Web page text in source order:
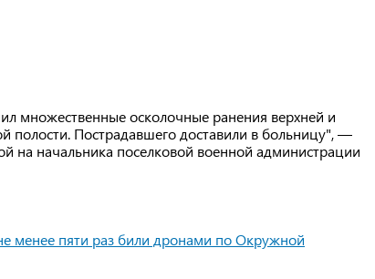
множественные осколочные ранения верхней и
Пострадавшего доставили в больницу", —
на начальника поселковой военной администрации
менее пяти раз били дронами по Окружной